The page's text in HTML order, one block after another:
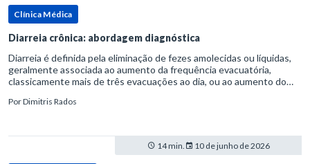
Clínica Médica
Diarreia crônica: abordagem diagnóstica
Diarreia é definida pela eliminação de fezes amolecidas ou líquidas,
geralmente associada ao aumento da frequência evacuatória,
classicamente mais de três evacuações ao dia, ou ao aumento do
PorDimitris Rados
14 min. 10 de junho de 2026